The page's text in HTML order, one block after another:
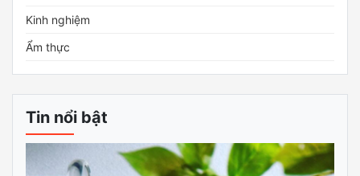
Kinh nghiệm
Ẩm thực
Tin nổi bật